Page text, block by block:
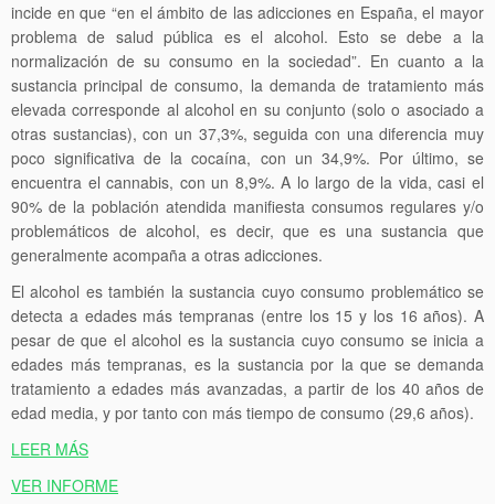
incide en que “en el ámbito de las adicciones en España, el mayor
problema de salud pública es el alcohol. Esto se debe a la
normalización de su consumo en la sociedad”. En cuanto a la
sustancia princi­pal de consumo, la demanda de tratamiento más
elevada corresponde al alcohol en su conjunto (solo o asociado a
otras sustancias), con un 37,3%, seguida con una diferencia muy
poco significativa de la cocaína, con un 34,9%. Por último, se
encuentra el cannabis, con un 8,9%. A lo largo de la vida, casi el
90% de la población atendida manifiesta consumos regulares y/o
problemáticos de alcohol, es decir, que es una sustancia que
generalmente acompaña a otras adicciones.
El alcohol es también la sustancia cuyo consumo problemático se
detecta a edades más tempranas (entre los 15 y los 16 años). A
pesar de que el alcohol es la sustancia cuyo consumo se inicia a
edades más tempranas, es la sustancia por la que se demanda
tratamiento a edades más avanzadas, a partir de los 40 años de
edad media, y por tanto con más tiempo de consumo (29,6 años).
LEER MÁS
VER INFORME